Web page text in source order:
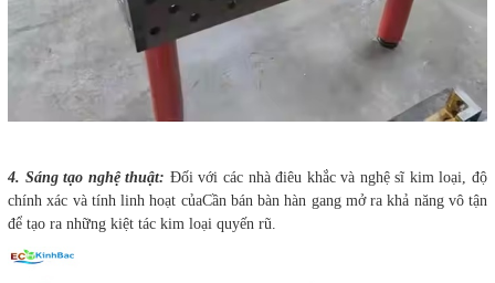
4. Sáng tạo nghệ thuật: Đối với các nhà điêu khắc và nghệ sĩ kim loại, độ
chính xác và tính linh hoạt củaCần bán bàn hàn gang mở ra khả năng vô tận
để tạo ra những kiệt tác kim loại quyến rũ.